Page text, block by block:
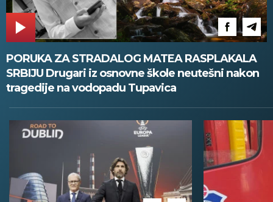
PORUKA ZA STRADALOG MATEA RASPLAKALA
SRBIJU Drugari iz osnovne škole neutešni nakon
tragedije na vodopadu Tupavica